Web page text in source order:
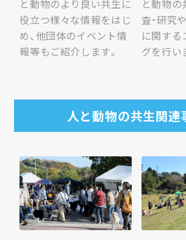
と動物のより良い共生に
役立つ様々な情報をはじ
め、他団体のイベント情
報等もご紹介します。
と動物
査・研究
に関する
グを行い
人と動物の共生関連